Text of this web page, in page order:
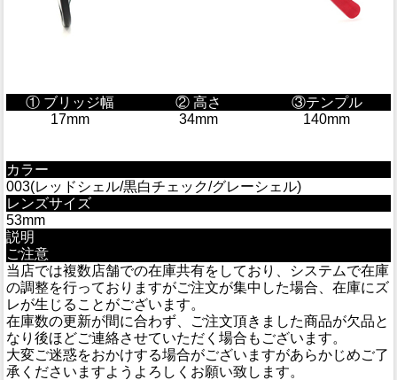
① ブリッジ幅 ② 高さ
③テンプル
17mm
34mm 140mm
カラー
003(レッドシェル/黒白チェック/グレーシェル)
レンズサイズ
53mm
説明
ご注意
当店では複数店舗での在庫共有をしており、システムで在庫
の調整を行っておりますがご注文が集中した場合、在庫にズ
レが生じることがございます。
在庫数の更新が間に合わず、ご注文頂きました商品が欠品と
なり後ほどご連絡させていただく場合もございます。
大変ご迷惑をおかけする場合がございますがあらかじめご了
承くださいますようよろしくお願い致します。